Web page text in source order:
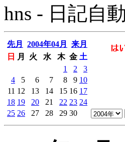
hns - 日記自
先月 2004年04月
来月
日
月 火 水 木 金 土
1
2
3
4
5 6 7 8 9 10
11 12 13 14 15 16 17
18 19 20 21 22 23 24
25 26 27 28 29 30